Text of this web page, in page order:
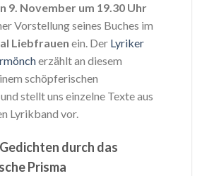
9. November um 19.30 Uhr
Vorstellung seines Buches im
Liebfrauen ein. Der Lyriker
erzählt an diesem
schöpferischen
stellt uns einzelne Texte aus
Lyrikband vor.
durch das
Prisma